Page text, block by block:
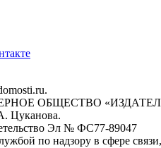
ОБЩЕСТВО
Цуканова.
Эл № ФС77-89047
по надзору в сфере